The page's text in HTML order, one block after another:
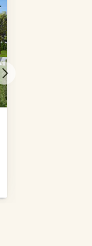
Nächstes
Haus